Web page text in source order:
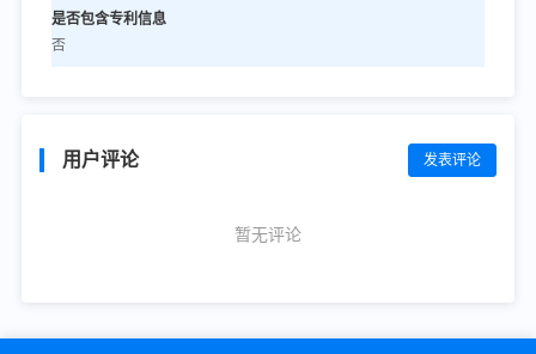
是否包含专利信息
否
用户评论 发表评论
暂无评论